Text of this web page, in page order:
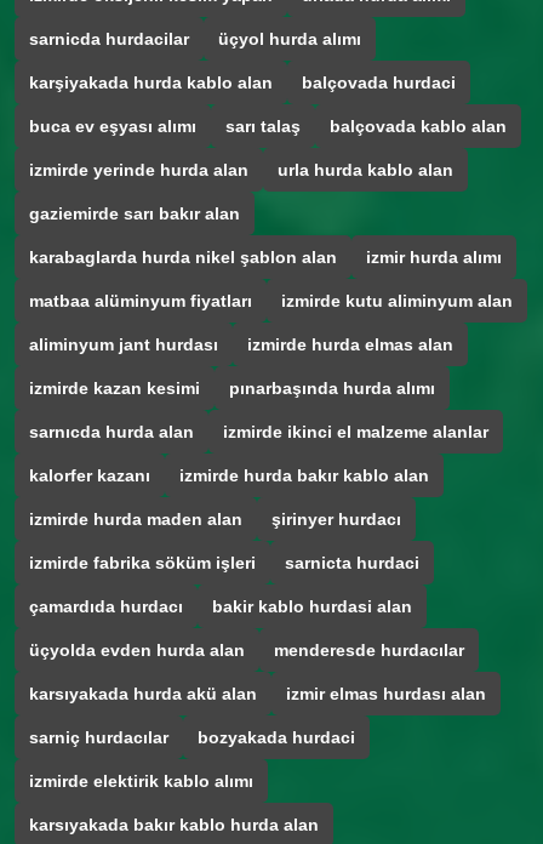
sarnicda hurdacilar üçyol hurda alımı
karşiyakada hurda kablo alan balçovada hurdaci
buca ev eşyası alımı sarı talaş balçovada kablo alan
izmirde yerinde hurda alan urla hurda kablo alan
gaziemirde sarı bakır alan
karabaglarda hurda nikel şablon alan izmir hurda alımı
matbaa alüminyum fiyatları izmirde kutu aliminyum alan
aliminyum jant hurdası izmirde hurda elmas alan
izmirde kazan kesimi pınarbaşında hurda alımı
sarnıcda hurda alan izmirde ikinci el malzeme alanlar
kalorfer kazanı izmirde hurda bakır kablo alan
izmirde hurda maden alan şirinyer hurdacı
izmirde fabrika söküm işleri sarnicta hurdaci
çamardıda hurdacı bakir kablo hurdasi alan
üçyolda evden hurda alan menderesde hurdacılar
karsıyakada hurda akü alan izmir elmas hurdası alan
sarniç hurdacılar bozyakada hurdaci
izmirde elektirik kablo alımı
karsıyakada bakır kablo hurda alan